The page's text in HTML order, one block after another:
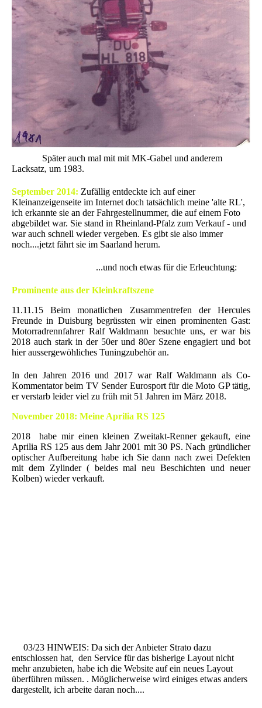
Später auch mal mit mit MK-Gabel und anderem
Lacksatz, um 1983.
September 2014: Zufällig entdeckte ich auf einer
Kleinanzeigenseite im Internet doch tatsächlich meine 'alte RL',
ich erkannte sie an der Fahrgestellnummer, die auf einem Foto
abgebildet war. Sie stand in Rheinland-Pfalz zum Verkauf - und
war auch schnell wieder vergeben. Es gibt sie also immer
noch....jetzt fährt sie im Saarland herum.
...und noch etwas für die Erleuchtung:
Prominente aus der Kleinkraftszene
11.11.15 Beim monatlichen Zusammentrefen der Hercules
Freunde in Duisburg begrüssten wir einen prominenten Gast:
Motorradrennfahrer Ralf Waldmann besuchte uns, er war bis
2018 auch stark in der 50er und 80er Szene engagiert und bot
hier aussergewöhliches Tuningzubehör an.
In den Jahren 2016 und 2017 war Ralf Waldmann als Co-
Kommentator beim TV Sender Eurosport für die Moto GP tätig,
er verstarb leider viel zu früh mit 51 Jahren im März 2018.
November 2018: Meine Aprilia RS 125
2018 habe mir einen kleinen Zweitakt-Renner gekauft, eine
Aprilia RS 125 aus dem Jahr 2001 mit 30 PS. Nach gründlicher
optischer Aufbereitung habe ich Sie dann nach zwei Defekten
mit dem Zylinder ( beides mal neu Beschichten und neuer
Kolben) wieder verkauft.
03/23 HINWEIS: Da sich der Anbieter Strato dazu
entschlossen hat, den Service für das bisherige Layout nicht
mehr anzubieten, habe ich die Website auf ein neues Layout
überführen müssen. . Möglicherweise wird einiges etwas anders
dargestellt, ich arbeite daran noch....